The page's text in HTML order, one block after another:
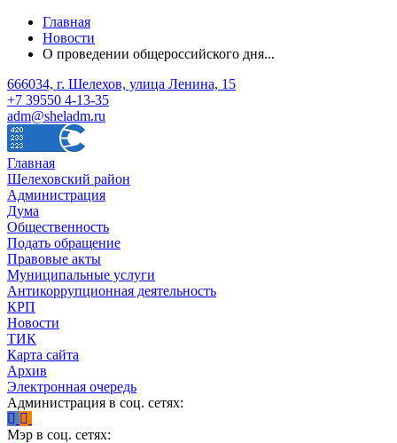
Главная
Новости
О проведении общероссийского дня...
666034, г. Шелехов, улица Ленина, 15
+7 39550 4-13-35
adm@sheladm.ru
Главная
Шелеховский район
Администрация
Дума
Общественность
Подать обращение
Правовые акты
Муниципальные услуги
Антикоррупционная деятельность
КРП
Новости
ТИК
Карта сайта
Архив
Электронная очередь
Администрация в соц. сетях:
Мэр в соц. сетях: